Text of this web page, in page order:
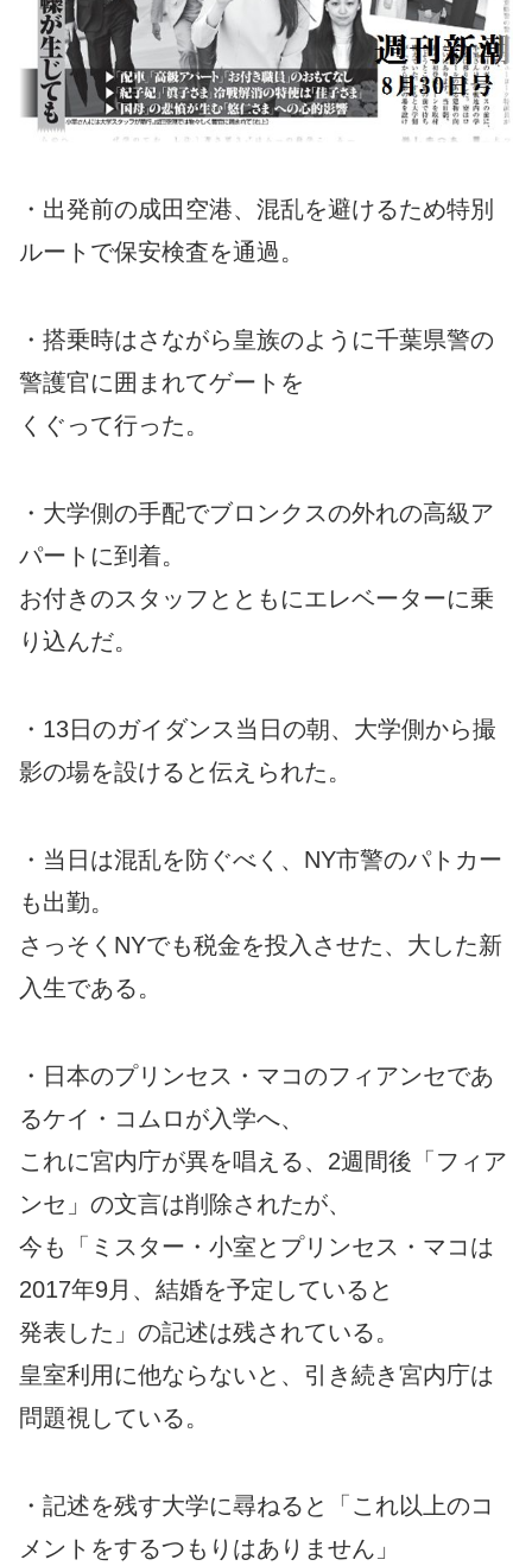
・出発前の成田空港、混乱を避けるため特別
ルートで保安検査を通過。
・搭乗時はさながら皇族のように千葉県警の
警護官に囲まれてゲートを
くぐって行った。
・大学側の手配でブロンクスの外れの高級ア
パートに到着。
お付きのスタッフとともにエレベーターに乗
り込んだ。
・13日のガイダンス当日の朝、大学側から撮
影の場を設けると伝えられた。
・当日は混乱を防ぐべく、NY市警のパトカー
も出勤。
さっそくNYでも税金を投入させた、大した新
入生である。
・日本のプリンセス・マコのフィアンセであ
るケイ・コムロが入学へ、
これに宮内庁が異を唱える、2週間後「フィア
ンセ」の文言は削除されたが、
今も「ミスター・小室とプリンセス・マコは
2017年9月、結婚を予定していると
発表した」の記述は残されている。
皇室利用に他ならないと、引き続き宮内庁は
問題視している。
・記述を残す大学に尋ねると「これ以上のコ
メントをするつもりはありません」